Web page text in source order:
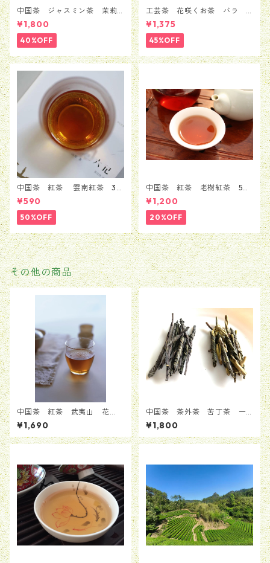
中国茶 ジャスミン茶 茉莉
花茶 銀毫インハオウ 100ｇ
¥1,800
40%OFF
工芸茶 花咲くお茶 バラ
ローズ 5粒セット（1種類*5
粒）
¥1,375
45%OFF
中国茶 紅茶 雲南紅茶 30
ｇ
¥590
50%OFF
中国茶 紅茶 老樹紅茶 50
g
¥1,200
20%OFF
その他の商品
中国茶 紅茶 武夷山 花
香 フルーツ 人気絶大 50
g
¥1,690
中国茶 茶外茶 苦丁茶 一
葉茶 ２種類から選べれる
¥1,800